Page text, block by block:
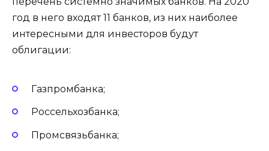
год в него входят 11 банков, из них наиболее
интересными для инвесторов будут
облигации:
Газпромбанка;
Россельхозбанка;
Промсвязьбанка;